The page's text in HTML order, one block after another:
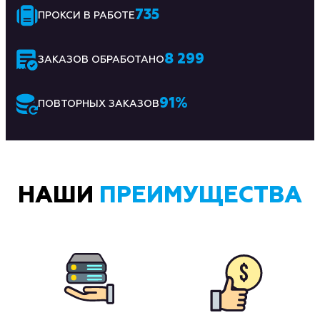
ПРОКСИ В РАБОТЕ735
ЗАКАЗОВ ОБРАБОТАНО8 299
ПОВТОРНЫХ ЗАКАЗОВ91 %
НАШИ ПРЕИМУЩЕСТВА